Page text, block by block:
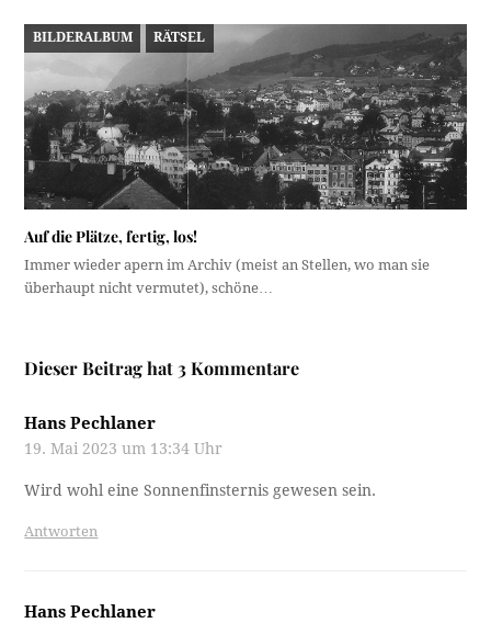
BILDERALBUM RÄTSEL
Auf die Plätze, fertig, los!
Immer wieder apern im Archiv (meist an Stellen, wo man sie
überhaupt nicht vermutet), schöne…
Dieser Beitrag hat 3 Kommentare
Hans Pechlaner
19. Mai 2023 um 13:34 Uhr
Wird wohl eine Sonnenfinsternis gewesen sein.
Antworten
Hans Pechlaner